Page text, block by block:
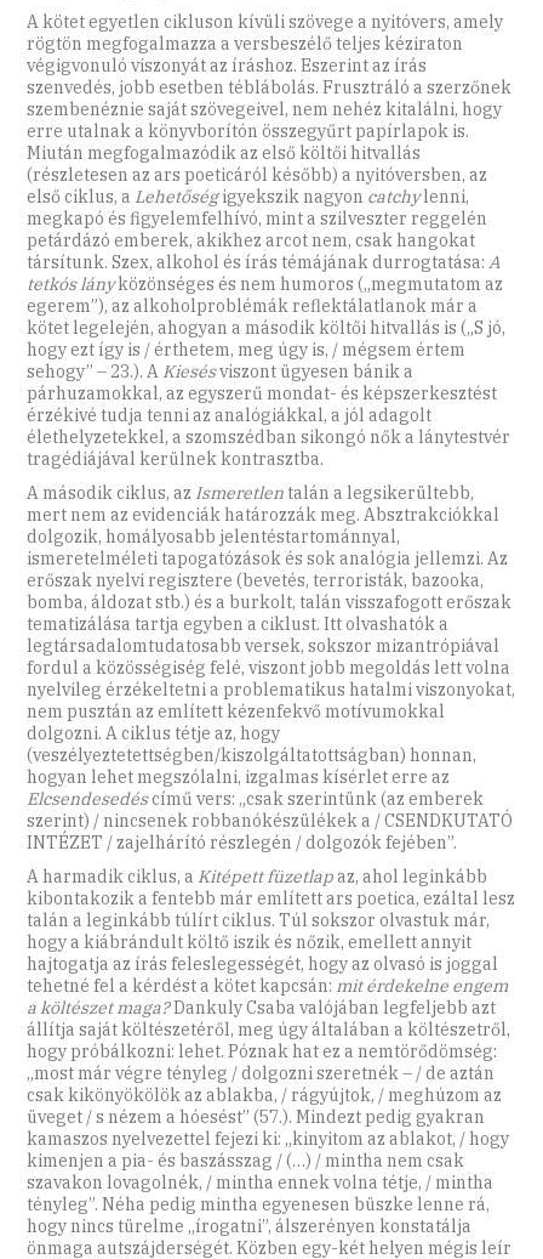
A kötet egyetlen cikluson kívüli szövege a nyitóvers, amely
rögtön megfogalmazza a versbeszélő teljes kéziraton
végigvonuló viszonyát az íráshoz. Eszerint az írás
szenvedés, jobb esetben téblábolás. Frusztráló a szerzőnek
szembenéznie saját szövegeivel, nem nehéz kitalálni, hogy
erre utalnak a könyvborítón összegyűrt papírlapok is.
Miután megfogalmazódik az első költői hitvallás
(részletesen az ars poeticáról később) a nyitóversben, az
első ciklus, a Lehetőségigyekszik nagyon catchylenni,
megkapó és figyelemfelhívó, mint a szilveszter reggelén
petárdázó emberek, akikhez arcot nem, csak hangokat
társítunk. Szex, alkohol és írás témájának durrogtatása: A
tetkós lányközönséges és nem humoros („megmutatom az
egerem”), az alkoholproblémák reflektálatlanok már a
kötet legelején, ahogyan a második költői hitvallás is („S jó,
hogy ezt így is / érthetem, meg úgy is, / mégsem értem
sehogy” – 23.). A Kiesésviszont ügyesen bánik a
párhuzamokkal, az egyszerű mondat- és képszerkesztést
érzékivé tudja tenni az analógiákkal, a jól adagolt
élethelyzetekkel, a szomszédban sikongó nők a lánytestvér
tragédiájával kerülnek kontrasztba.
A második ciklus, az Ismeretlen talán a legsikerültebb,
mert nem az evidenciák határozzák meg. Absztrakciókkal
dolgozik, homályosabb jelentéstartománnyal,
ismeretelméleti tapogatózások és sok analógia jellemzi. Az
erőszak nyelvi regisztere (bevetés, terroristák, bazooka,
bomba, áldozat stb.) és a burkolt, talán visszafogott erőszak
tematizálása tartja egyben a ciklust. Itt olvashatók a
legtársadalomtudatosabb versek, sokszor mizantrópiával
fordul a közösségiség felé, viszont jobb megoldás lett volna
nyelvileg érzékeltetni a problematikus hatalmi viszonyokat,
nem pusztán az említett kézenfekvő motívumokkal
dolgozni. A ciklus tétje az, hogy
(veszélyeztetettségben/kiszolgáltatottságban) honnan,
hogyan lehet megszólalni, izgalmas kísérlet erre az
Elcsendesedéscímű vers: „csak szerintünk (az emberek
szerint) / nincsenek robbanókészülékek a / CSENDKUTATÓ
INTÉZET / zajelhárító részlegén / dolgozók fejében”.
A harmadik ciklus, a Kitépett füzetlapaz, ahol leginkább
kibontakozik a fentebb már említett ars poetica, ezáltal lesz
talán a leginkább túlírt ciklus. Túl sokszor olvastuk már,
hogy a kiábrándult költő iszik és nőzik, emellett annyit
hajtogatja az írás feleslegességét, hogy az olvasó is joggal
tehetné fel a kérdést a kötet kapcsán: mit érdekelne engem
a költészet maga?Dankuly Csaba valójában legfeljebb azt
állítja saját költészetéről, meg úgy általában a költészetről,
hogy próbálkozni: lehet. Póznak hat ez a nemtörődömség:
„most már végre tényleg / dolgozni szeretnék – / de aztán
csak kikönyökölök az ablakba, / rágyújtok, / meghúzom az
üveget / s nézem a hóesést” (57.). Mindezt pedig gyakran
kamaszos nyelvezettel fejezi ki: „kinyitom az ablakot, / hogy
kimenjen a pia- és baszásszag / (…) / mintha nem csak
szavakon lovagolnék, / mintha ennek volna tétje, / mintha
tényleg”. Néha pedig mintha egyenesen büszke lenne rá,
hogy nincs türelme „írogatni”, álszerényen konstatálja
önmaga autszájderségét. Közben egy-két helyen mégis leír